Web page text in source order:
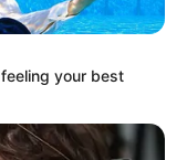
your best